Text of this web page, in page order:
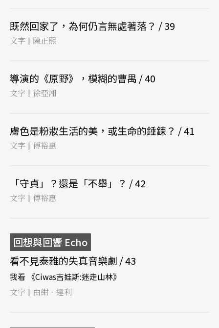
既然回家了，為何仍言無處著落？ / 39
文字 | 陳正熙
導演的《原野》，模糊的曹禺 / 40
文字 | 徐亞湘
膚色是粉妝生活的美，或生命的錘鍊？ / 41
文字 | 傅裕惠
「守貞」？還是「不舉」？ / 42
文字 | 傅裕惠
回想與回響 Echo
看不見泰雅的失真音樂劇 / 43
我看 《Ciwas吉娃斯:迷走山林》
文字 | 由紺．達利